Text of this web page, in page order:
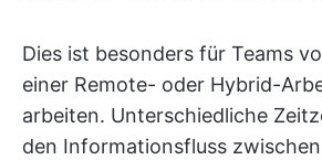
Dies ist besonders für Teams
einer Remote- oder Hybrid-
arbeiten. Unterschiedliche
den Informationsfluss